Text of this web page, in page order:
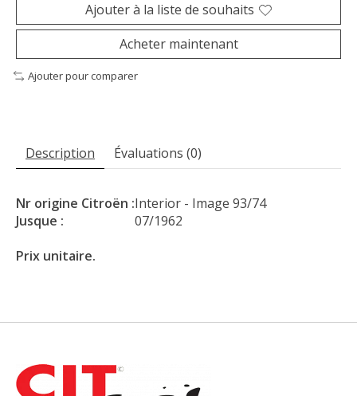
Ajouter à la liste de souhaits
Acheter maintenant
Ajouter pour comparer
Description Évaluations (0)
Nr origine Citroën :Interior - Image 93/74
Jusque :
07/1962
Prix unitaire.